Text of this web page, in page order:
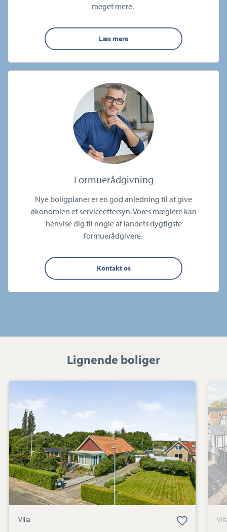
meget mere.
Læs mere
Formuerådgivning
Nye boligplaner er en god anledning til at give
økonomien et serviceeftersyn. Vores mæglere kan
henvise dig til nogle af landets dygtigste
formuerådgivere.
Kontakt os
Lignende boliger
8700
Horsens
Villa